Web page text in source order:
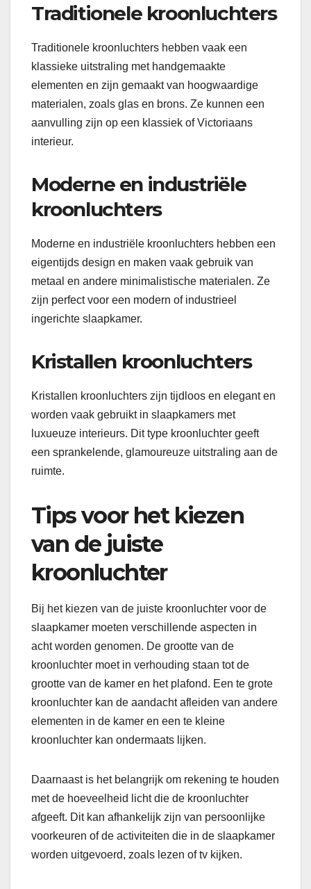
Traditionele kroonluchters
Traditionele kroonluchters hebben vaak een
klassieke uitstraling met handgemaakte
elementen en zijn gemaakt van hoogwaardige
materialen, zoals glas en brons. Ze kunnen een
aanvulling zijn op een klassiek of Victoriaans
interieur.
Moderne en industriële
kroonluchters
Moderne en industriële kroonluchters hebben een
eigentijds design en maken vaak gebruik van
metaal en andere minimalistische materialen. Ze
zijn perfect voor een modern of industrieel
ingerichte slaapkamer.
Kristallen kroonluchters
Kristallen kroonluchters zijn tijdloos en elegant en
worden vaak gebruikt in slaapkamers met
luxueuze interieurs. Dit type kroonluchter geeft
een sprankelende, glamoureuze uitstraling aan de
ruimte.
Tips voor het kiezen
van de juiste
kroonluchter
Bij het kiezen van de juiste kroonluchter voor de
slaapkamer moeten verschillende aspecten in
acht worden genomen. De grootte van de
kroonluchter moet in verhouding staan ​​tot de
grootte van de kamer en het plafond. Een te grote
kroonluchter kan de aandacht afleiden van andere
elementen in de kamer en een te kleine
kroonluchter kan ondermaats lijken.
Daarnaast is het belangrijk om rekening te houden
met de hoeveelheid licht die de kroonluchter
afgeeft. Dit kan afhankelijk zijn van persoonlijke
voorkeuren of de activiteiten die in de slaapkamer
worden uitgevoerd, zoals lezen of tv kijken.